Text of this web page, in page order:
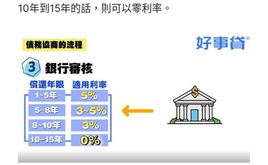
10年到15年的話，則可以零利率。